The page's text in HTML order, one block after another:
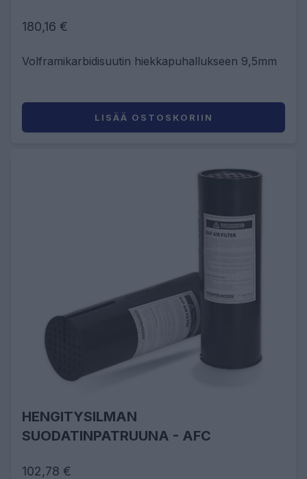
180,16 €
Volframikarbidisuutin hiekkapuhallukseen 9,5mm
LISÄÄ OSTOSKORIIN
HENGITYSILMAN
SUODATINPATRUUNA - AFC
102,78 €